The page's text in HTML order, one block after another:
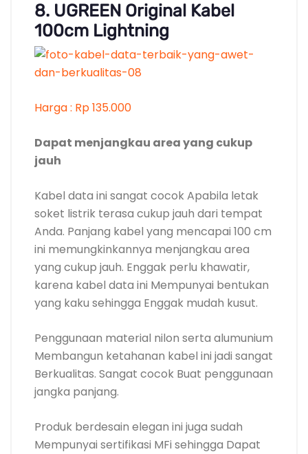
8. UGREEN Original Kabel
100cm Lightning
Harga : Rp 135.000
Dapat menjangkau area yang cukup
jauh
Kabel data ini sangat cocok Apabila letak
soket listrik terasa cukup jauh dari tempat
Anda. Panjang kabel yang mencapai 100 cm
ini memungkinkannya menjangkau area
yang cukup jauh. Enggak perlu khawatir,
karena kabel data ini Mempunyai bentukan
yang kaku sehingga Enggak mudah kusut.
Penggunaan material nilon serta alumunium
Membangun ketahanan kabel ini jadi sangat
Berkualitas. Sangat cocok Buat penggunaan
jangka panjang.
Produk berdesain elegan ini juga sudah
Mempunyai sertifikasi MFi sehingga Dapat